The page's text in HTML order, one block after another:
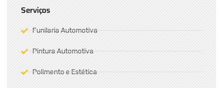
Serviços
Funilaria Automotiva
Pintura Automotiva
Polimento e Estética